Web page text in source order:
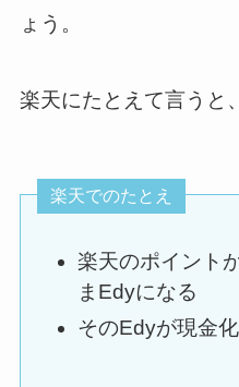
ょう。
楽天にたとえて言うと
楽天でのたとえ
楽天のポイント
まEdyになる
そのEdyが現金